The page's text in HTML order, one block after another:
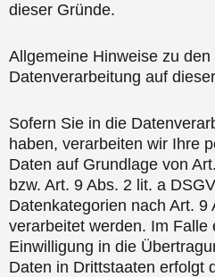
dieser Gründe.
Allgemeine Hinweise zu
Datenverarbeitung auf
Sofern Sie in die
haben, verarbeiten wir Ihre
Daten auf Grundlage von
bzw. Art. 9 Abs. 2 lit. a
Datenkategorien nach Art. 9
verarbeitet werden. Im Falle
Einwilligung in die
Daten in Drittstaaten erfolgt